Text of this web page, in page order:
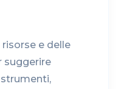
e delle
suggerire